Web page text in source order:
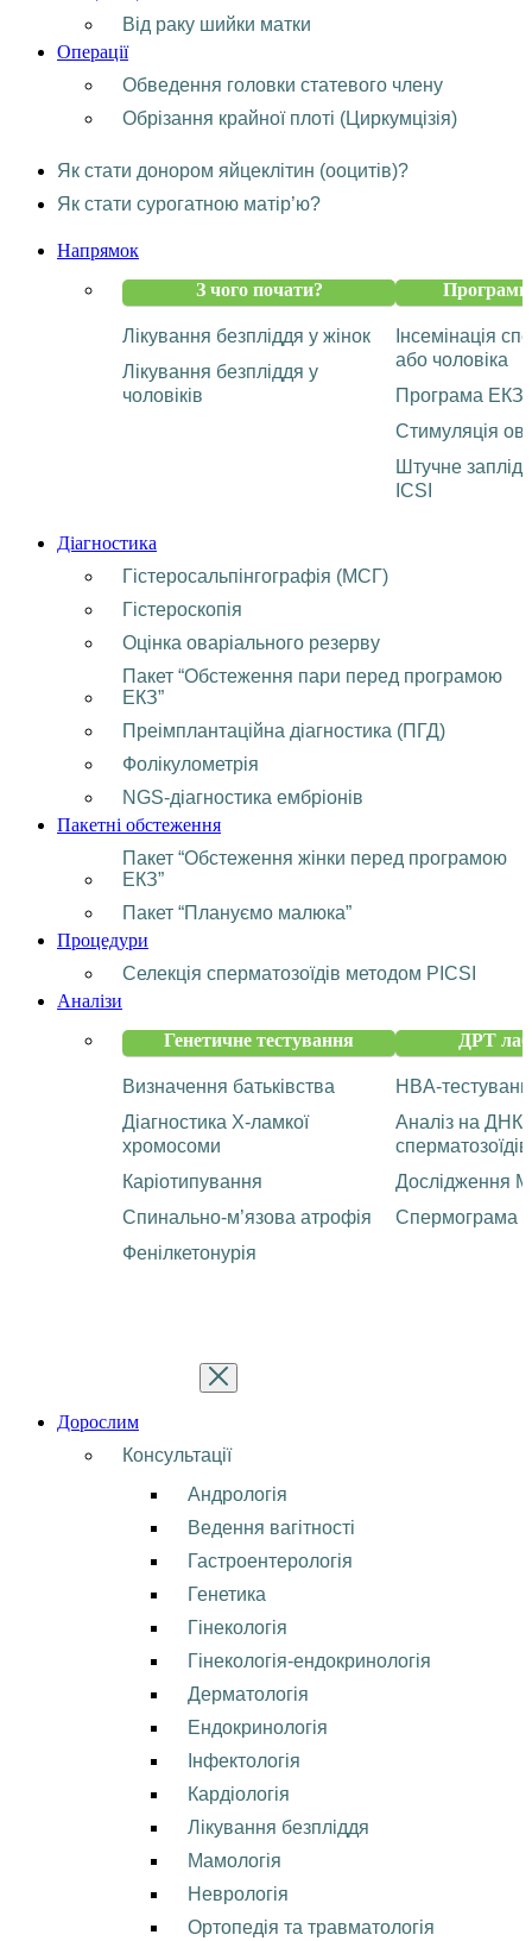
Від раку шийки матки
Операції
Обведення головки статевого члену
Обрізання крайної плоті (Циркумцізія)
Як стати донором яйцеклітин (ооцитів)?
Як стати сурогатною матір’ю?
Напрямок
З чого почати?
Лікування безпліддя у жінок
Лікування безпліддя у
чоловіків
Програми
Інсемінація
або чоловіка
Програма ЕКЗ
Стимуляція
Штучне
ICSI
Діагностика
Гістеросальпінгографія (МСГ)
Гістероскопія
Оцінка оваріального резерву
Пакет “Обстеження пари перед програмою
ЕКЗ”
Преімплантаційна діагностика (ПГД)
Фолікулометрія
NGS-діагностика ембріонів
Пакетні обстеження
Пакет “Обстеження жінки перед програмою
ЕКЗ”
Пакет “Плануємо малюка”
Процедури
Селекція сперматозоїдів методом PICSI
Аналізи
Генетичне тестування
Визначення батьківства
Діагностика Х-ламкої
хромосоми
Каріотипування
Спинально-м’язова атрофія
Фенілкетонурія
ДРТ
HBA-
Аналіз на
сперматозоїдів
Дослідження
Спермограма
Дорослим
Консультації
Андрологія
Ведення вагітності
Гастроентерологія
Генетика
Гінекологія
Гінекологія-ендокринологія
Дерматологія
Ендокринологія
Інфектологія
Кардіологія
Лікування безпліддя
Мамологія
Неврологія
Ортопедія та травматологія